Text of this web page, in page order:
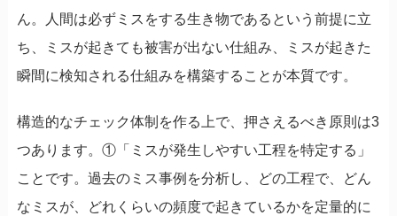
ん。人間は必ずミスをする生き物であるという前提に立
ち、ミスが起きても被害が出ない仕組み、ミスが起きた
瞬間に検知される仕組みを構築することが本質です。
構造的なチェック体制を作る上で、押さえるべき原則は3
つあります。①「ミスが発生しやすい工程を特定する」
ことです。過去のミス事例を分析し、どの工程で、どん
なミスが、どれくらいの頻度で起きているかを定量的に